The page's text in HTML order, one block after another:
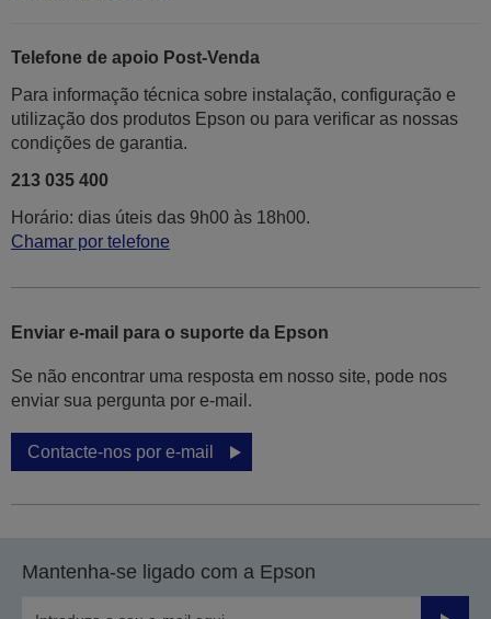
Telefone de apoio Post-Venda
Para informação técnica sobre instalação, configuração e
utilização dos produtos Epson ou para verificar as nossas
condições de garantia.
213 035 400
Horário: dias úteis das 9h00 às 18h00.
Chamar por telefone
Enviar e-mail para o suporte da Epson
Se não encontrar uma resposta em nosso site, pode nos
enviar sua pergunta por e-mail.
Contacte-nos por e-mail
Mantenha-se ligado com a Epson